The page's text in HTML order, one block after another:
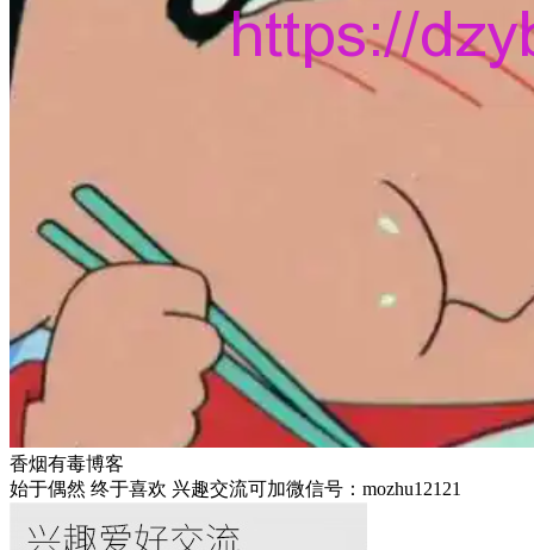
香烟有毒博客
始于偶然 终于喜欢 兴趣交流可加微信号：mozhu12121